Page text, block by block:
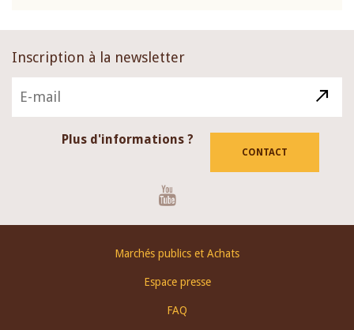
Inscription à la newsletter
Plus d'informations ?
CONTACT
Marchés publics et Achats
Espace presse
FAQ